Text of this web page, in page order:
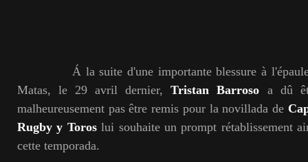
Á la suite d'une importante blessure à l'épaule
Matas, le 29 avril dernier,Tristan Barroso a dû
malheureusement pas être remis pour la novillada de
Rugby y Toroslui souhaite un prompt rétablissement
cette temporada.